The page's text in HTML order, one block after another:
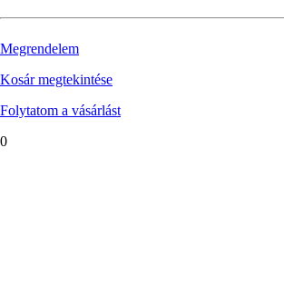
Megrendelem
Kosár megtekintése
Folytatom a vásárlást
0